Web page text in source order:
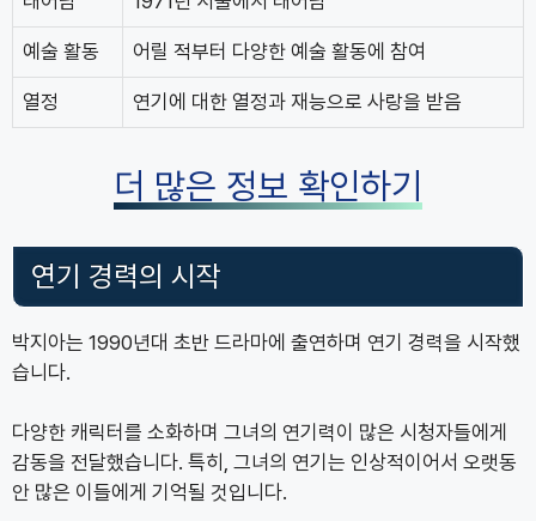
예술 활동 어릴 적부터 다양한 예술 활동에 참여
열정 연기에 대한 열정과 재능으로 사랑을 받음
더 많은 정보 확인하기
연기 경력의 시작
박지아는 1990년대 초반 드라마에 출연하며 연기 경력을 시작했
습니다.
다양한 캐릭터를 소화하며 그녀의 연기력이 많은 시청자들에게
감동을 전달했습니다. 특히, 그녀의 연기는 인상적이어서 오랫동
안 많은 이들에게 기억될 것입니다.